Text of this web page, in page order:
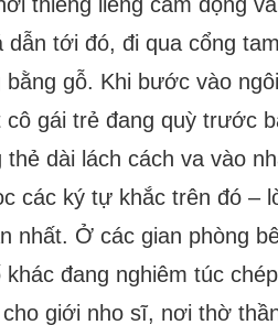
tới đó, đi qua cổng
gỗ. Khi bước vào
gái trẻ đang quỳ trước
dài lách cách va vào
các ký tự khắc trên đó –
nhất. Ở các gian phòng
đang nghiêm túc
giới nho sĩ, nơi thờ